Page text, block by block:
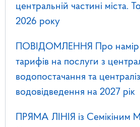
центральній частині міста.
2026 року
ПОВІДОМЛЕННЯ Про намір
тарифів на послуги з
водопостачання та
водовідведення на 2027 рік
ПРЯМА ЛІНІЯ із Семікіним